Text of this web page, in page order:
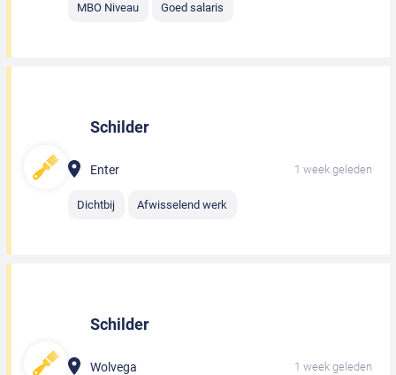
MBO Niveau Goed salaris
Schilder
Enter 1 week geleden
Dichtbij Afwisselend werk
Schilder
Wolvega 1 week geleden